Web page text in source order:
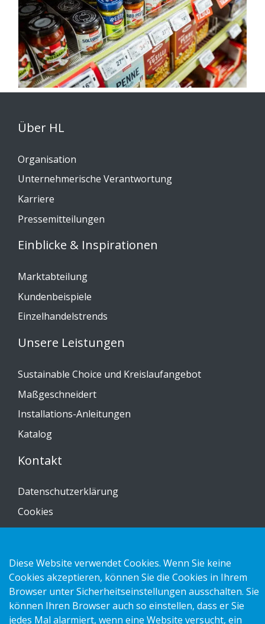
Über HL
Organisation
Unternehmerische Verantwortung
Karriere
Pressemitteilungen
Einblicke & Inspirationen
Marktabteilung
Kundenbeispiele
Einzelhandelstrends
Unsere Leistungen
Sustainable Choice und Kreislaufangebot
Maßgeschneidert
Installations-Anleitungen
Katalog
Kontakt
Datenschutzerklärung
Cookies
Impressum
Copyright 2026 HL Display AB. All rights reserved.
Diese Website verwendet Cookies. Wenn Sie keine
Cookies akzeptieren, können Sie die Cookies in Ihrem
Browser unter Sicherheitseinstellungen ausschalten. Sie
können Ihren Browser auch so einstellen, dass er Sie
jedes Mal alarmiert, wenn eine Website versucht, ein